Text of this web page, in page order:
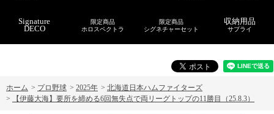
Signature
DECO
限定商品
ホロスペクトラ
限定商品
シグネチャーセット
収納用品
サプライ
ホーム > プロ野球 > 2025年 > 北海道日本ハムファイターズ
>
【伊藤大海】要所を締める6回無失点で両リーグトップの11勝目（25.8.3）